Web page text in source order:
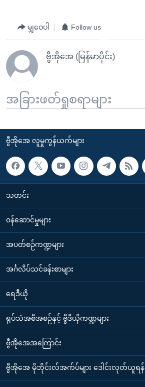
မျှဝေပါ Follow us
ဗွီအိုအေ (မြန်မာပိုင်း)
အခြားဖတ်ရှုစရာများ
ဗွီအိုအေ လူမှုကွန်ယက်များ
သတင်း
၀န်ဆောင်မှုများ
အပတ်စဉ်ကဏ္ဍများ
အင်္ဂလိပ်သင်ခန်းစာများ
ရေဒီယို
ရုပ်သံအစီအစဉ်နှင့် ဗွီဒီယိုကဏ္ဍများ
ဗွီအိုအေအကြောင်း
ဗွီအိုအေ မိုဘိုင်းလ်အက်ပ်များ ဒေါင်းလုတ်ယူရန်